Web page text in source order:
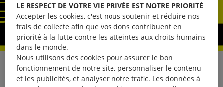
​Demandez la
LE RESPECT DE VOTRE VIE PRIVÉE EST NOTRE PRIORITÉ
Accepter les cookies, c'est nous soutenir et réduire nos
frais de collecte afin que vos dons contribuent en
priorité à la lutte contre les atteintes aux droits humains
dans le monde.
Nous utilisons des cookies pour assurer le bon
fonctionnement de notre site, personnaliser le contenu
et les publicités, et analyser notre trafic. Les données à